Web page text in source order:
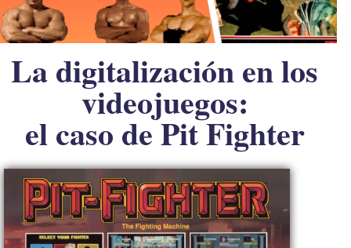
La digitalización en los
videojuegos:
el caso de Pit Fighter